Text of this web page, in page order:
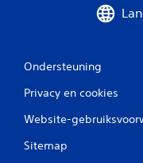
Ondersteuning
Privacy en cookies
Website-
Sitemap